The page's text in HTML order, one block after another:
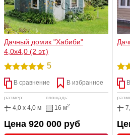
Дачный домик "Хабиби"
4,0х4,0 (2 эт.)
5
В сравнение В избранное
размер:
4,0 x 4,0 м
площадь:
16 м2
Цена 920 000 руб